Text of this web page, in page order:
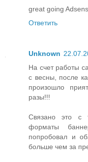
great going
Ответить
Unknown
На счет работы
с весны, после
произошло
разы!!!
Связано это с
форматы
попробовал и
больше чем за